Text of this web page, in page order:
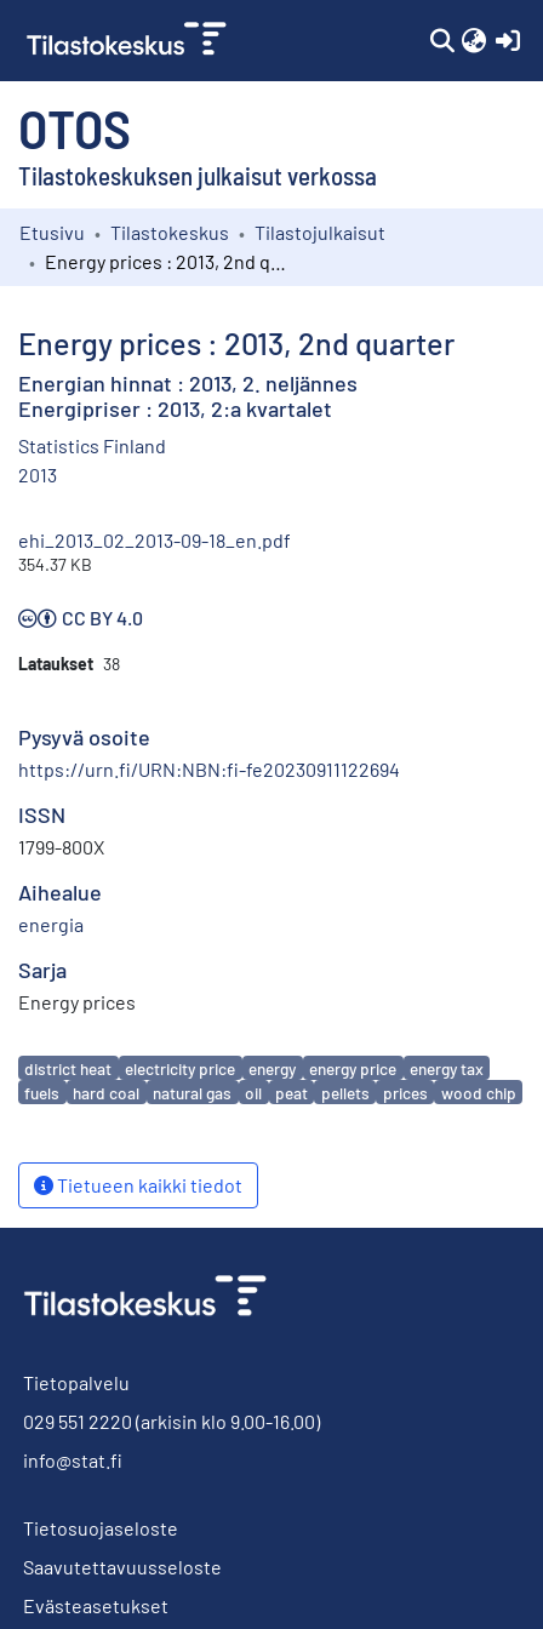
OTOS
Tilastokeskuksen julkaisut verkossa
Kokoelmat
Etusivu Tilastokeskus
Tilastojulkaisut
Energy prices : 2013, 2nd quarter
Energian hinnat : 2013, 2. neljännes
Energipriser : 2013, 2:a kvartalet
Statistics Finland
2013
ehi_2013_02_2013-09-18_en.pdf
354.37 KB
CC BY 4.0
Lataukset 38
Pysyvä osoite
https://urn.fi/URN:NBN:fi-fe20230911122694
ISSN
1799-800X
Aihealue
energia
Sarja
Energy prices
Avainsanat
district heat electricity price energy energy price
energy tax
fuels
hard coal natural gas oil peat pellets prices wood chip
Tietueen kaikki tiedot
Tietopalvelu
029 551 2220 (arkisin klo 9.00-16.00)
info@stat.fi
Tietosuojaseloste
Saavutettavuusseloste
Evästeasetukset